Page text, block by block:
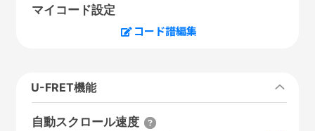
マイコード設定
コード譜編集
U-FRET機能
自動スクロール速度